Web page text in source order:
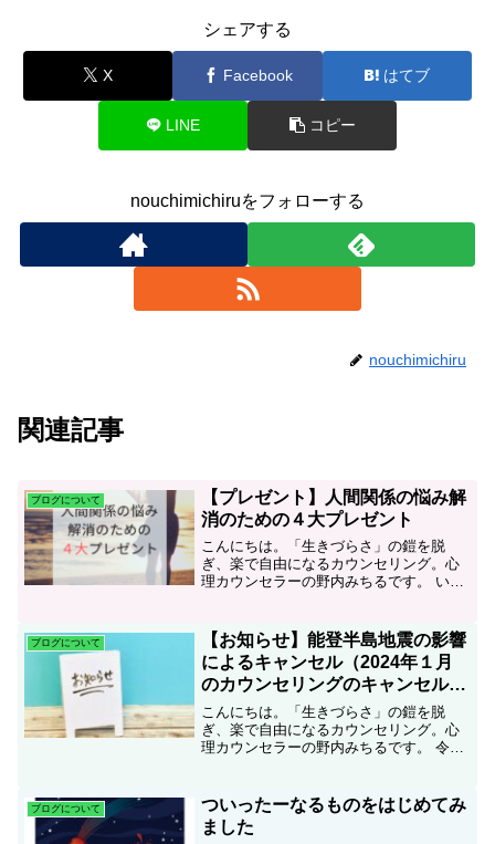
シェアする
X Facebook はてブ
LINE コピー
nouchimichiruをフォローする
nouchimichiru
関連記事
ブログについて
【プレゼント】人間関係の悩み解
消のための４大プレゼント
こんにちは。「生きづらさ」の鎧を脱
ぎ、楽で自由になるカウンセリング。心
理カウンセラーの野内みちるです。 いつ
関係の悩み解消のための４大プレゼント
を実施中です。是非、ご活...
ブログについて
【お知らせ】能登半島地震の影響
によるキャンセル（2024年１月
のカウンセリングのキャンセル料
は無料とさせていただきます）
こんにちは。「生きづらさ」の鎧を脱
ぎ、楽で自由になるカウンセリング。心
理カウンセラーの野内みちるです。 令和
族・ご親戚・ご友人などが地震の影響の
ある地域にお住まいで、お...
ブログについて
ついったーなるものをはじめてみ
ました